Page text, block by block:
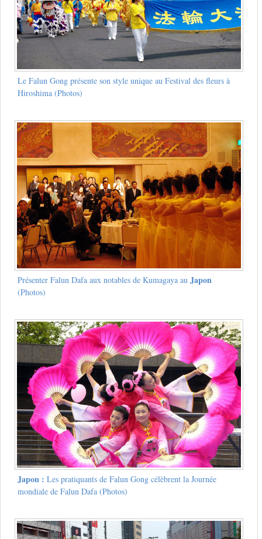
Le Falun Gong présente son style unique au Festival des fleurs à
Hiroshima (Photos)
Présenter Falun Dafa aux notables de Kumagaya au Japon
(Photos)
Japon : Les pratiquants de Falun Gong célèbrent la Journée
mondiale de Falun Dafa (Photos)